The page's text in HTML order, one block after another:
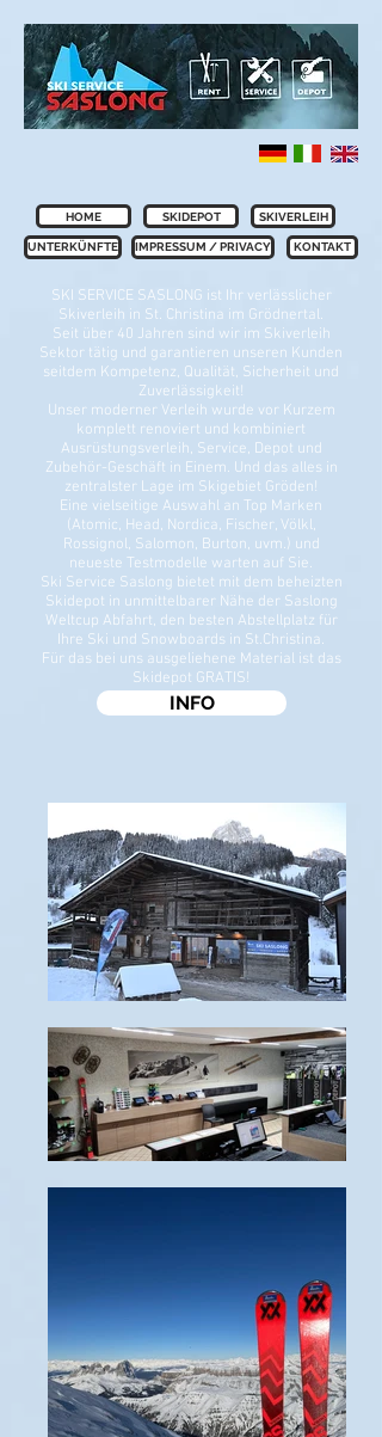
HOME
UNTERKÜNFTE
SKIDEPOT
IMPRESSUM / PRIVACY
SKIVERLEIH
KONTAKT
SKI SERVICE SASLONG ist Ihr verlässlicher
Skiverleih in St. Christina im Grödnertal.
Seit über 40 Jahren sind wir im Skiverleih
Sektor tätig und garantieren unseren Kunden
seitdem Kompetenz, Qualität, Sicherheit und
Zuverlässigkeit!
Unser moderner Verleih wurde vor Kurzem
komplett renoviert und kombiniert
Ausrüstungsverleih, Service, Depot und
Zubehör-Geschäft in Einem. Und das alles in
zentralster Lage im Skigebiet Gröden!
Eine vielseitige Auswahl an Top Marken
(Atomic, Head, Nordica, Fischer, Völkl,
Rossignol, Salomon, Burton, uvm.) und
neueste Testmodelle warten auf Sie.
Ski Service Saslong bietet mit dem beheizten
Skidepot in unmittelbarer Nähe der Saslong
Weltcup Abfahrt, den besten Abstellplatz für
Ihre Ski und Snowboards in St.Christina.
Für das bei uns ausgeliehene Material ist das
Skidepot GRATIS!
INFO